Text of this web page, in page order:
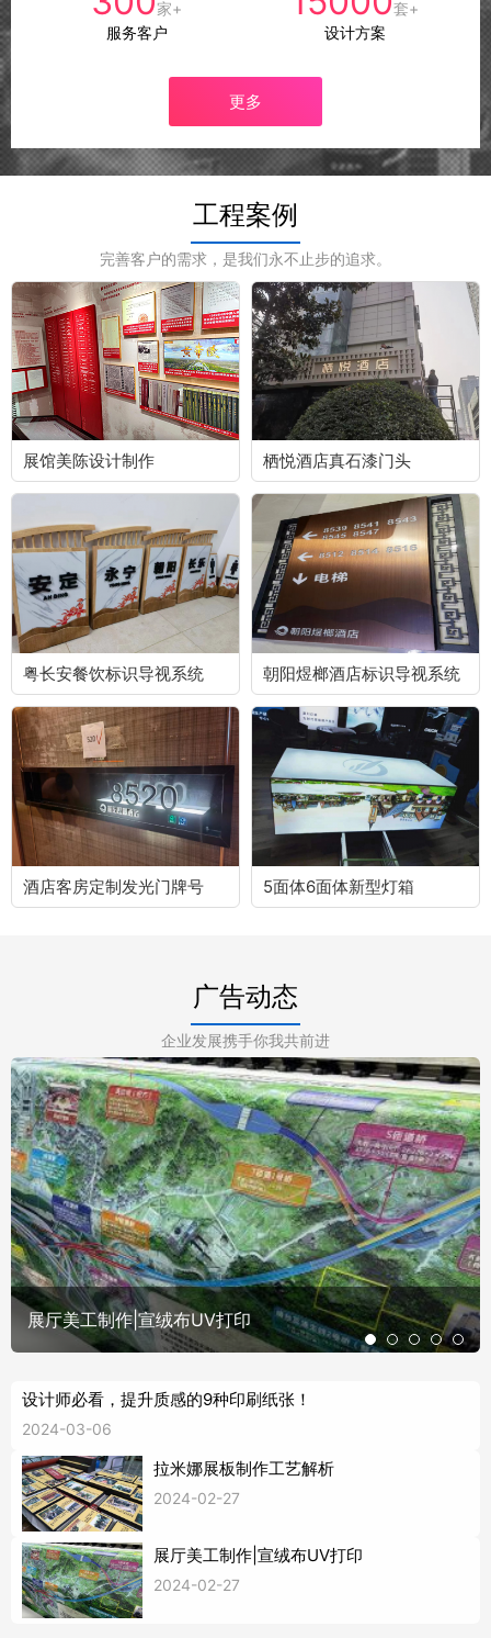
家+
服务客户
套+
设计方案
更多
工程案例
完善客户的需求，是我们永不止步的追求。
展馆美陈设计制作 栖悦酒店真石漆门头
粤长安餐饮标识导视系统 朝阳煜榔酒店标识导视系统
酒店客房定制发光门牌号 5面体6面体新型灯箱
广告动态
企业发展携手你我共前进
展厅美工制作|宣绒布UV打印
设计师必看，提升质感的9种印刷纸张！
2024-03-06
拉米娜展板制作工艺解析
2024-02-27
展厅美工制作|宣绒布UV打印
2024-02-27